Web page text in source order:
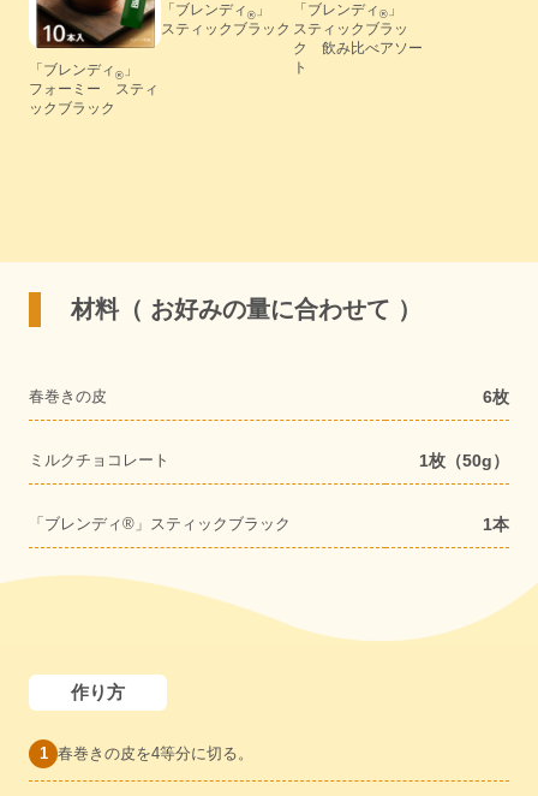
「ブレンディ ® 」
フォーミー スティ
ックブラック
「ブレンディ® 」
スティックブラック
「ブレンディ® 」
スティックブラッ
ク 飲み比べアソー
ト
材料（ お好みの量に合わせて ）
春巻きの皮 6枚
ミルクチョコレート 1枚（50g）
「ブレンディ®」スティックブラック 1本
作り方
春巻きの皮を4等分に切る。